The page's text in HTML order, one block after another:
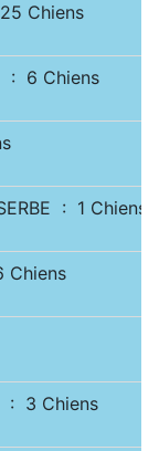
Chiens
: 6 Chiens
: 1 Chiens
Chiens
: 3 Chiens